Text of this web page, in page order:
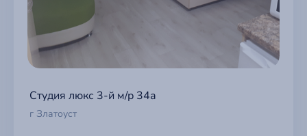
Студия люкс 3-й м/р 34а
г Златоуст